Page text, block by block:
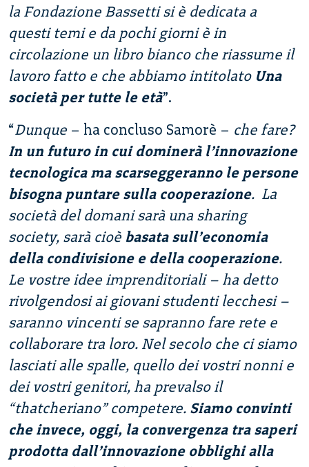
la Fondazione Bassetti si è dedicata a
questi temi e da pochi giorni è in
circolazione un libro bianco che riassume il
lavoro fatto e che abbiamo intitolato Una
società per tutte le età”.
“Dunque – ha concluso Samorè – che fare?
In un futuro in cui dominerà l’innovazione
tecnologica ma scarseggeranno le persone
bisogna puntare sulla cooperazione. La
società del domani sarà una sharing
society, sarà cioè basata sull’economia
della condivisione e della cooperazione.
Le vostre idee imprenditoriali – ha detto
rivolgendosi ai giovani studenti lecchesi –
saranno vincenti se sapranno fare rete e
collaborare tra loro. Nel secolo che ci siamo
lasciati alle spalle, quello dei vostri nonni e
dei vostri genitori, ha prevalso il
“thatcheriano” competere. Siamo convinti
che invece, oggi, la convergenza tra saperi
prodotta dall’innovazione obblighi alla